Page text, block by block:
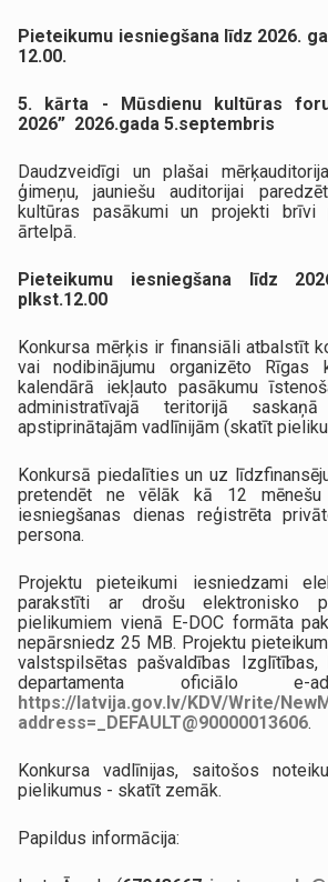
Pieteikumu iesniegšana līdz 2026.
12.00.
5. kārta - Mūsdienu kultūras
2026” 2026.gada 5.septembris
Daudzveidīgi un plašai
ģimeņu, jauniešu auditorijai
kultūras pasākumi un projekti brīvi
ārtelpā.
Pieteikumu iesniegšana līdz
plkst.12.00
Konkursa mērķis ir finansiāli atbalstīt
vai nodibinājumu organizēto Rīgas
kalendārā iekļauto pasākumu
administratīvajā teritorijā
apstiprinātajām vadlīnijām (skatīt
Konkursā piedalīties un uz
pretendēt ne vēlāk kā 12 mēnešu
iesniegšanas dienas reģistrēta
persona.
Projektu pieteikumi iesniedzami
parakstīti ar drošu elektronisko
pielikumiem vienā E-DOC formāta
nepārsniedz 25 MB. Projektu
valstspilsētas pašvaldības
departamenta
https://latvija.gov.lv/KDV/Write/
address=_DEFAULT@90000013606.
Konkursa vadlīnijas, saitošos
pielikumus - skatīt zemāk.
Papildus informācija: